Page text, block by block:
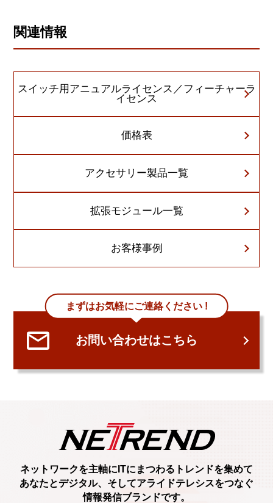
関連情報
スイッチ用アニュアルライセンス／フィーチャーラ
イセンス
価格表
アクセサリー製品一覧
拡張モジュール一覧
お客様事例
まずはお気軽にご連絡ください !
お問い合わせはこちら
ネットワークを主軸に ITにまつわるトレンドを集めて
あなたとデジタル、 そしてアライドテレシスをつなぐ
情報発信ブランドです。